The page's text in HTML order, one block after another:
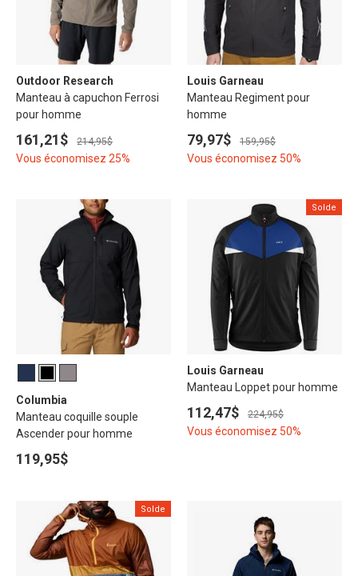
Outdoor Research
Manteau à capuchon Ferrosi
pour homme
161,21$ 214,95$
Vous économisez 25%
Louis Garneau
Manteau Regiment pour
homme
79,97$ 159,95$
Vous économisez 50%
Columbia
Manteau coquille souple
Ascender pour homme
119,95$
Solde
Louis Garneau
Manteau Loppet pour homme
112,47$ 224,95$
Vous économisez 50%
Solde